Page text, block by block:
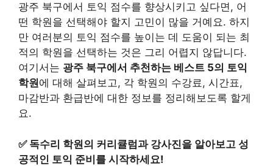
광주 북구에서 토익 점수를 향상시키고 싶다면, 어
떤 학원을 선택해야 할지 고민이 많을 거예요. 하지
만 여러분의 토익 점수를 높이는 데 도움이 되는 최
적의 학원을 선택하는 것은 그리 어렵지 않답니다.
여기서는 광주 북구에서 추천하는 베스트 5의 토익
학원에 대해 살펴보고, 각 학원의 수강료, 시간표,
마감반과 환급반에 대한 정보를 정리해보도록 할게
요.
✅ 독수리 학원의 커리큘럼과 강사진을 알아보고 성
공적인 토익 준비를 시작하세요!